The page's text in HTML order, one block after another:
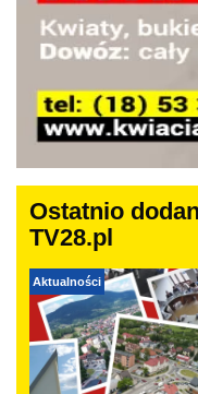
Ostatnio
TV28.pl
Aktualności